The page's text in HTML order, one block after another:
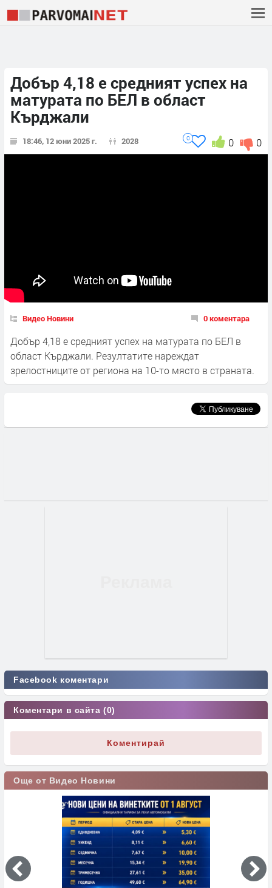
Добър 4,18 е средният успех на
матурата по БЕЛ в област
Кърджали
18:46, 12 юни 2025 г. 2028 0
0
0
Видео Новини 0 коментара
Добър 4,18 е средният успех на матурата по БЕЛ в
област Кърджали. Резултатите нареждат
зрелостниците от региона на 10-то място в страната.
Facebook коментари
Коментари в сайта (0)
Коментирай
Още от Видео Новини